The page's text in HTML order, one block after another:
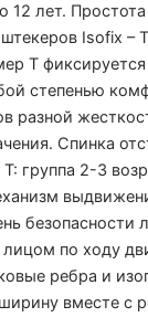
12 лет.
Isofix –
Т
степенью
разной
Спинка
группа 2-3
безопасности
по ходу
ребра и
вместе с